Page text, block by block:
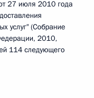
27 июля 2010 года
услуг" (Собрание
2010,
114 следующего